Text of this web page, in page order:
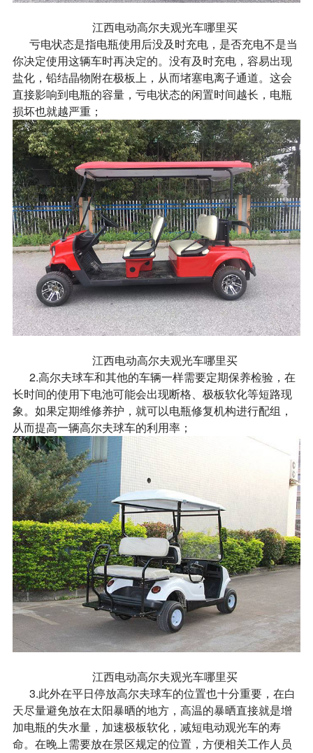
江西电动高尔夫观光车哪里买
亏电状态是指电瓶使用后没及时充电，是否充电不是当
你决定使用这辆车时再决定的。没有及时充电，容易出现
盐化，铅结晶物附在极板上，从而堵塞电离子通道。这会
直接影响到电瓶的容量，亏电状态的闲置时间越长，电瓶
损坏也就越严重；
江西电动高尔夫观光车哪里买
2.高尔夫球车和其他的车辆一样需要定期保养检验，在
长时间的使用下电池可能会出现断格、极板软化等短路现
象。如果定期维修养护，就可以电瓶修复机构进行配组，
从而提高一辆高尔夫球车的利用率；
江西电动高尔夫观光车哪里买
3.此外在平日停放高尔夫球车的位置也十分重要，在白
天尽量避免放在太阳暴晒的地方，高温的暴晒直接就是增
加电瓶的失水量，加速极板软化，减短电动观光车的寿
命。在晚上需要放在景区规定的位置，方便相关工作人员